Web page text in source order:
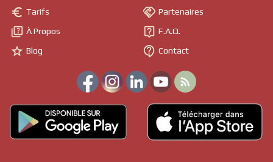
 Tarifs
 À Propos
 Blog
 Partenaires
 F.A.Q.
 Contact
